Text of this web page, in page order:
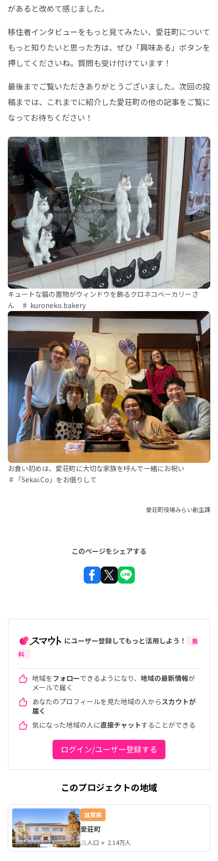
があると改めて感じました。
移住者インタビューをもっと見てみたい、愛荘町について
もっと知りたいと思った方は、ぜひ「興味ある」ボタンを
押してくださいね。質問も受け付けています！
最後までご覧いただきありがとうございました。次回の投
稿までは、これまでに紹介した愛荘町の他の記事をご覧に
なってお待ちください！
キュートな猫の置物がウィンドウを飾るクロネコベーカリーさ
ん ♯ kuroneko.bakery
お食い初めは、愛荘町に大切な家族を呼んで一緒にお祝い
♯「Sekai.Co」をお借りして
愛荘町役場みらい創生課
このページをシェアする
にユーザー登録してもっと活用しよう！
無
料
地域をフォローできるようになり、 地域の最新情報が
メールで届く
あなたのプロフィールを見た地域の人から スカウトが
届く
気になった地域の人に直接チャットすることができる
ログイン/ユーザー登録する
このプロジェクトの地域
滋賀県
愛荘町
人口 2.14万人